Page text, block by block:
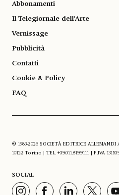
Abbonamenti
Il Telegiornale dell'Arte
Vernissage
Pubblicità
Contatti
Cookie & Policy
FAQ
© 1983-2026 SOCIETÀ EDITRICE
10122 Torino | TEL. +39.011.819.9111 | P.IVA
SOCIAL